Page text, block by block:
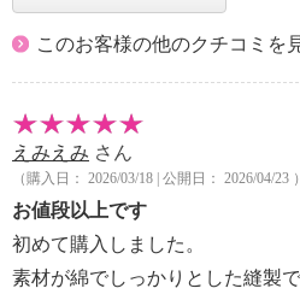
このお客様の他のクチコミを
えみえみ さん
（購入日： 2026/03/18 | 公開日： 2026/04/23 ）
お値段以上です
初めて購入しました。
素材が綿でしっかりとした縫製で